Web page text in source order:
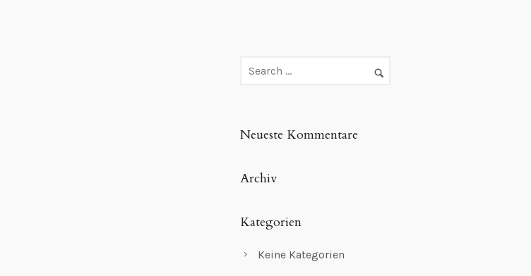
Neueste Kommentare
Archiv
Kategorien
Keine Kategorien